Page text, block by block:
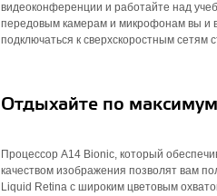
видеоконференции и работайте над
передовым камерам и микрофонам вы и
подключаться к сверх­скоростным сетям
Отдыхайте по
Процессор A14 Bionic, который
качеством изображения позволят вам
Liquid Retina с широким цветовым